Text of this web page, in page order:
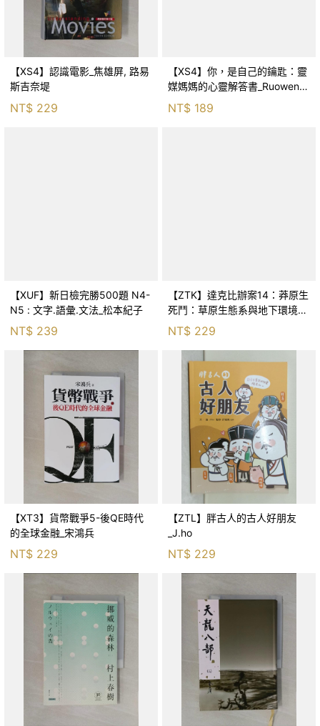
【XS4】認識電影_焦雄屏, 路易
斯吉奈堤
NT$ 229
【XS4】你，是自己的鑰匙：靈
媒媽媽的心靈解答書_Ruowen
Huang
NT$ 189
【XUF】新日檢完勝500題 N4-
N5 : 文字.語彙.文法_松本紀子
NT$ 239
【ZTK】達克比辦案14：莽原生
死鬥：草原生態系與地下環境的
生存適應_柯智元
NT$ 229
【XT3】貨幣戰爭5-後QE時代
的全球金融_宋鴻兵
NT$ 229
【ZTL】胖古人的古人好朋友
_J.ho
NT$ 229